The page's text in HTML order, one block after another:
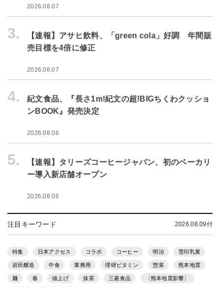
2026.08.07
3.
【速報】アサヒ飲料、「green cola」好調 年間販
売目標を4倍に修正
2026.08.07
4.
紀文食品、『長さ1m!紀文の超!BIGちくわクッショ
ンBOOK』発売決定
2026.08.06
5.
【速報】タリーズコーヒージャパン、初のベーカリ
ー導入新店舗オープン
2026.08.06
注目キーワード 2026.08.09付
特集 日本アクセス コラボ コーヒー 明治 雪印乳業
岩田醸造 中食 業務用 理研ビタミン 惣菜 熊本地震
麺 春 値上げ 抹茶 三菱食品 〔熊本地震影響〕